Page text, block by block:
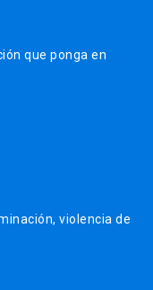
que ponga en
violencia de